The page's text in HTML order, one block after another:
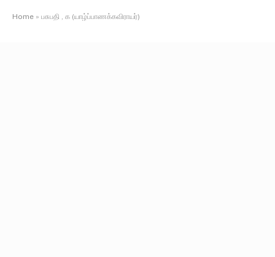
Home » பசுபதி , க (யாழ்ப்பாணக்கவிராயர்)